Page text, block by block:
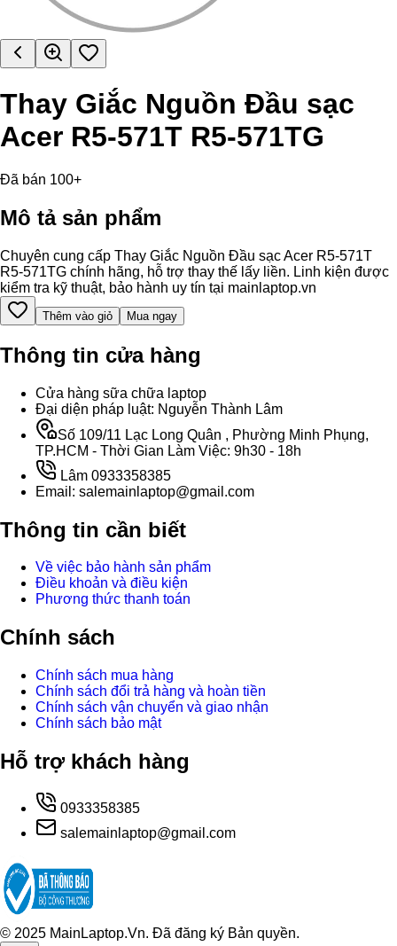
Thay Giắc Nguồn Đầu sạc
Acer R5-571T R5-571TG
Đã bán 100+
Mô tả sản phẩm
Chuyên cung cấp Thay Giắc Nguồn Đầu sạc Acer R5-571T
R5-571TG chính hãng, hỗ trợ thay thế lấy liền. Linh kiện được
kiểm tra kỹ thuật, bảo hành uy tín tại mainlaptop.vn
Thêm vào giỏ Mua ngay
Thông tin cửa hàng
Cửa hàng sữa chữa laptop
Đại diện pháp luật: Nguyễn Thành Lâm
Số 109/11 Lạc Long Quân , Phường Minh Phụng,
TP.HCM - Thời Gian Làm Việc: 9h30 - 18h
Lâm 0933358385
Email: salemainlaptop@gmail.com
Thông tin cần biết
Về việc bảo hành sản phẩm
Điều khoản và điều kiện
Phương thức thanh toán
Chính sách
Chính sách mua hàng
Chính sách đổi trả hàng và hoàn tiền
Chính sách vận chuyển và giao nhận
Chính sách bảo mật
Hỗ trợ khách hàng
0933358385
salemainlaptop@gmail.com
© 2025 MainLaptop.Vn. Đã đăng ký Bản quyền.